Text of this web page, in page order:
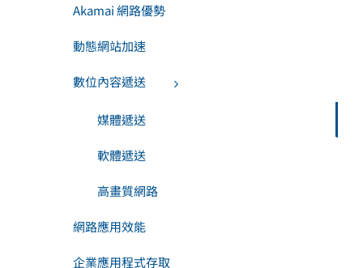
Akamai 網路優勢
動態網站加速
數位內容遞送
媒體遞送
軟體遞送
高畫質網路
網路應用效能
企業應用程式存取